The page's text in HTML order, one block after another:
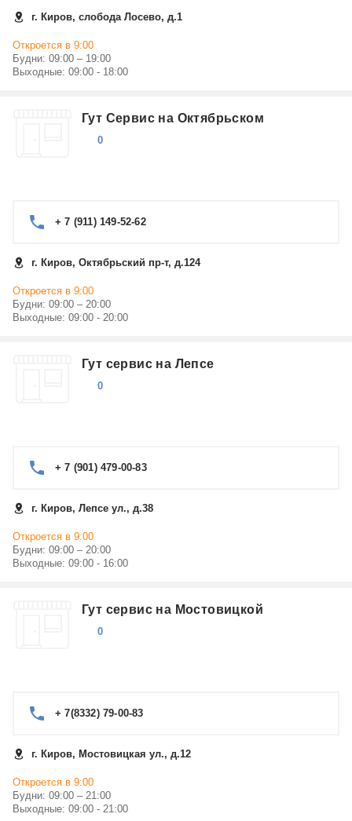
г. Киров, слобода Лосево, д.1
Откроется в 9:00
Будни: 09:00 – 19:00
Выходные: 09:00 - 18:00
Гут Сервис на Октябрьском
0
+ 7 (911) 149-52-62
г. Киров, Октябрьский пр-т, д.124
Откроется в 9:00
Будни: 09:00 – 20:00
Выходные: 09:00 - 20:00
Гут сервис на Лепсе
0
+ 7 (901) 479-00-83
г. Киров, Лепсе ул., д.38
Откроется в 9:00
Будни: 09:00 – 20:00
Выходные: 09:00 - 16:00
Гут сервис на Мостовицкой
0
+ 7(8332) 79-00-83
г. Киров, Мостовицкая ул., д.12
Откроется в 9:00
Будни: 09:00 – 21:00
Выходные: 09:00 - 21:00